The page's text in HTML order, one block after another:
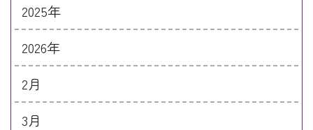
2025年
2026年
2月
3月